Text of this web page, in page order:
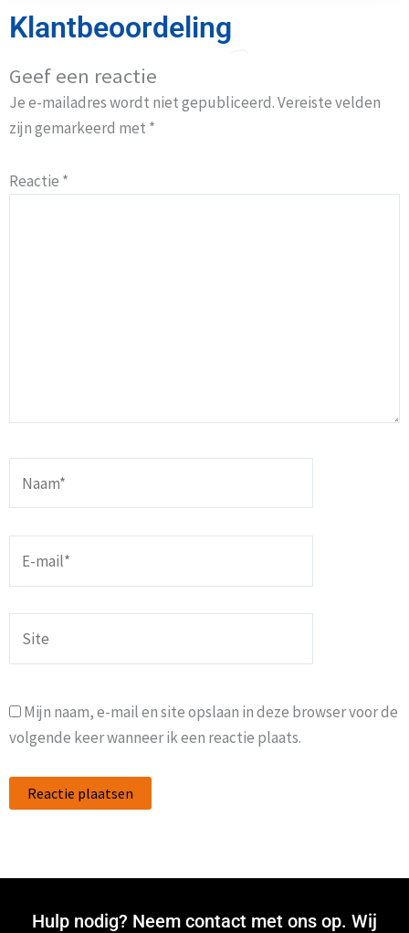
Klantbeoordeling
Geef een reactie
Je e-mailadres wordt niet gepubliceerd.Vereiste velden
zijn gemarkeerd met *
Reactie *
mail*
Mijn naam, e-mail en site opslaan in deze browser voor de
volgende keer wanneer ik een reactie plaats.
Hulp nodig? Neem contact met ons op. Wij